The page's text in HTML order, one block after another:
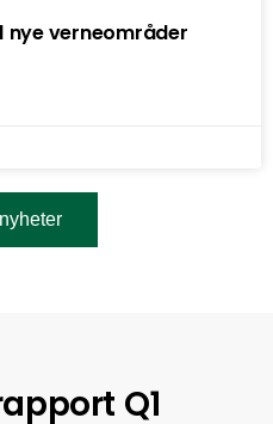
nye verneområder
Q1